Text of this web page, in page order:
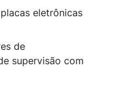
eletrônicas
de
supervisão com